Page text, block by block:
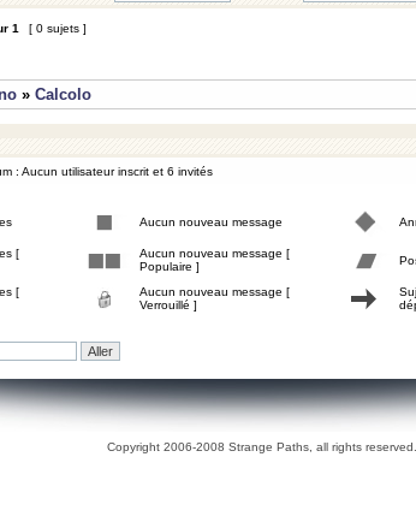
1 [ 0 sujets ]
» Calcolo
: Aucun utilisateur inscrit et 6 invités
Aucun nouveau message
[
Aucun nouveau message [
Populaire ]
[
Aucun nouveau message [
Verrouillé ]
Copyright 2006-2008 Strange Paths, all rights reserved.